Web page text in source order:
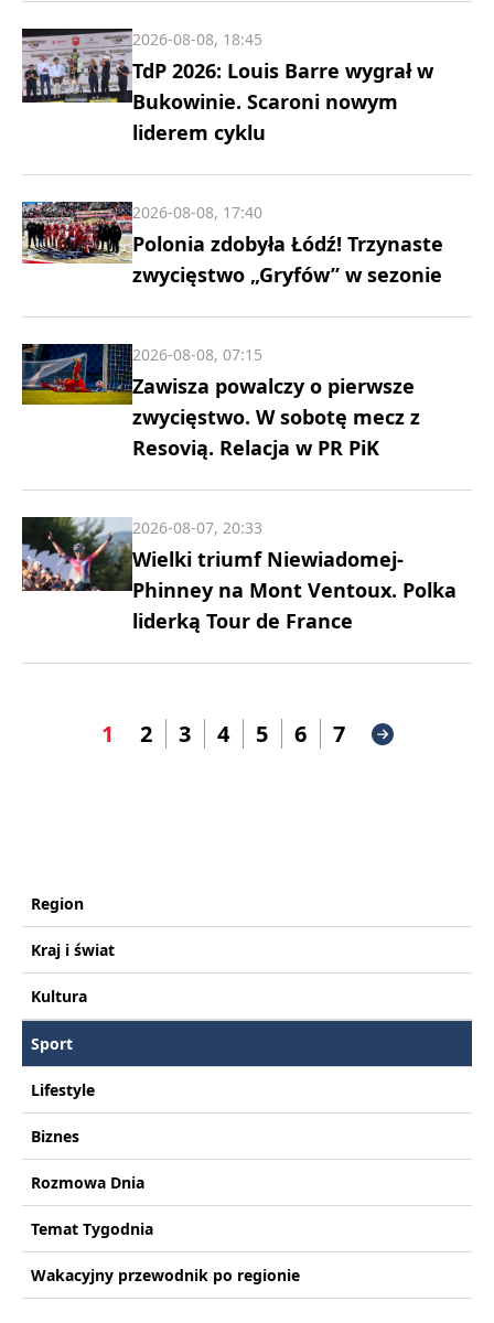
TdP 2026: Louis Barre wygrał w
Bukowinie. Scaroni nowym
liderem cyklu
2026-08-08, 18:45
Polonia zdobyła Łódź! Trzynaste
zwycięstwo „Gryfów” w sezonie
2026-08-08, 17:40
Zawisza powalczy o pierwsze
zwycięstwo. W sobotę mecz z
Resovią. Relacja w PR PiK
2026-08-08, 07:15
Wielki triumf Niewiadomej-
Phinney na Mont Ventoux. Polka
liderką Tour de France
2026-08-07, 20:33
1 2 3 4 5 6 7
Region
Kraj i świat
Kultura
Sport
Lifestyle
Biznes
Rozmowa Dnia
Temat Tygodnia
Wakacyjny przewodnik po regionie